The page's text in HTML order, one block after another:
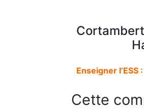
Enseigner
Cette